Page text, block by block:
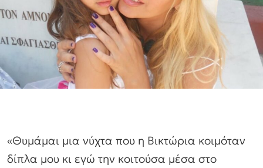
«Θυμάμαι μια νύχτα που η Βικτώρια κοιμόταν
δίπλα μου κι εγώ την κοιτούσα μέσα στο